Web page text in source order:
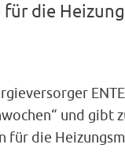
für die
und gibt
für die